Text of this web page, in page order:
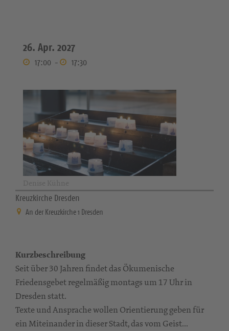
26. Apr. 2027
17:00 - 17:30
Kreuzkirche Dresden
An der Kreuzkirche 1 Dresden
Kurzbeschreibung
Seit über 30 Jahren findet das Ökumenische
Friedensgebet regelmäßig montags um 17 Uhr in
Dresden statt.
Texte und Ansprache wollen Orientierung geben für
ein Miteinander in dieser Stadt, das vom Geist...